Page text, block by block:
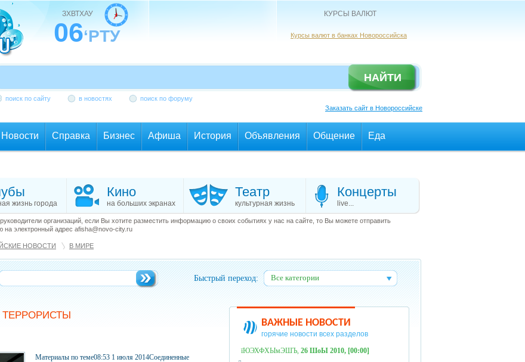
ЗХВТХАУ
06‘РТУ
КУРСЫ ВАЛЮТ
Курсы валют в банках Новороссийска
поиск по сайту в новостях
поиск по форуму
Заказать сайт в Новороссийске
Новости Справка Бизнес Афиша История Объявления Общение Еда
жизнь города
Кино
на больших экранах
Театр
культурная жизнь
Концерты
live...
организаций, если Вы хотите разместить информацию о своих событиях у нас на сайте, то Вы можете отправить
электронный адрес afisha@novo-city.ru
НОВОСТИ В МИРЕ
Быстрый переход: Все категории
Материалы по теме08:53 1 июля 2014Соединенные
ВАЖНЫЕ НОВОСТИ
горячие новости всех разделов
їЮЭХФХЫмЭШЪ, 26 ШоЫ 2010, [00:00]